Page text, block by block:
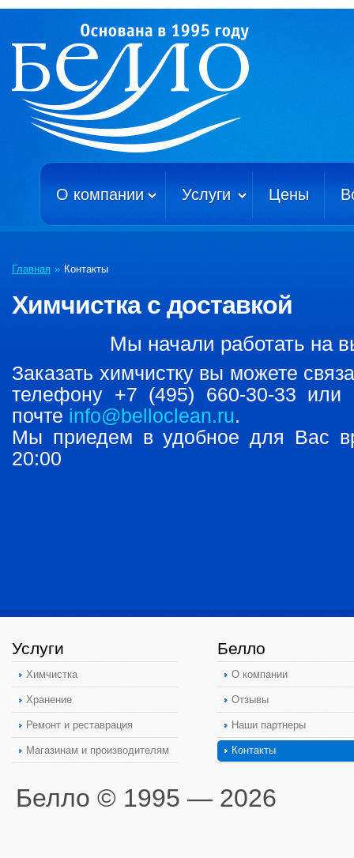
О компании Услуги Цены
Главная » Контакты
Химчистка с доставкой
Мы начали работать на
Заказать химчистку вы можете
телефону +7 (495) 660-30-33 или
почте info@belloclean.ru.
Мы приедем в удобное для Вас
20:00
Услуги
Химчистка
Хранение
Ремонт и реставрация
Магазинам и производителям
Белло
О компании
Отзывы
Наши партнеры
Контакты
Белло © 1995 — 2026